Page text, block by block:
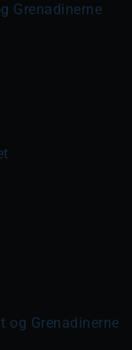
Grenadinerne
og Grenadinerne